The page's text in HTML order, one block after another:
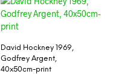
David Hockney 1969,
Godfrey Argent,
40x50cm-print